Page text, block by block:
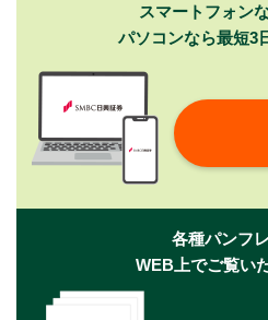
スマートフォン
パソコンなら最短3
各種パンフ
WEB上でご覧い